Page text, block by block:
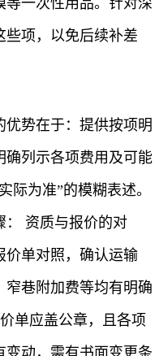
些项，以免后续补差
优势在于：提供按项明
确列示各项费用及可能
际为准”的模糊表述。
： 资质与报价的对
价单对照，确认运输
窄巷附加费等均有明确
单应盖公章，且各项
变动，需有书面变更条